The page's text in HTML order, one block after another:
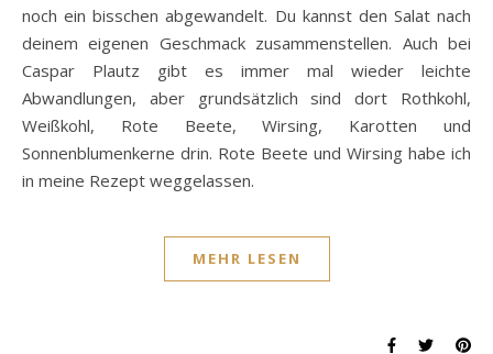
noch ein bisschen abgewandelt. Du kannst den Salat nach
deinem eigenen Geschmack zusammenstellen. Auch bei
Caspar Plautz gibt es immer mal wieder leichte
Abwandlungen, aber grundsätzlich sind dort Rothkohl,
Weißkohl, Rote Beete, Wirsing, Karotten und
Sonnenblumenkerne drin. Rote Beete und Wirsing habe ich
in meine Rezept weggelassen.
MEHR LESEN